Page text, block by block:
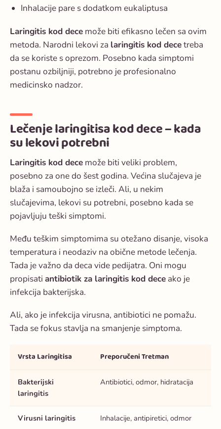
Inhalacije pare s dodatkom eukaliptusa
Laringitis kod dece može biti efikasno lečen sa ovim
metoda. Narodni lekovi za laringitis kod decetreba
da se koriste s oprezom. Posebno kada simptomi
postanu ozbiljniji, potrebno je profesionalno
medicinsko nadzor.
Lečenje laringitisa kod dece – kada
su lekovi potrebni
Laringitis kod dece može biti veliki problem,
posebno za one do šest godina. Većina slučajeva je
blaža i samoubojno se izleči. Ali, u nekim
slučajevima, lekovi su potrebni, posebno kada se
pojavljuju teški simptomi.
Među teškim simptomima su otežano disanje, visoka
temperatura i neodaziv na obične metode lečenja.
Tada je važno da deca vide pedijatra. Oni mogu
propisati antibiotik za laringitis kod dece ako je
infekcija bakterijska.
Ali, ako je infekcija virusna, antibiotici ne pomažu.
Tada se fokus stavlja na smanjenje simptoma.
Vrsta Laringitisa Preporučeni Tretman
Bakterijski
laringitis
Antibiotici, odmor, hidratacija
Virusni laringitis Inhalacije, antipiretici, odmor